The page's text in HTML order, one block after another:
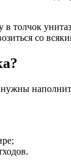
толчок
со